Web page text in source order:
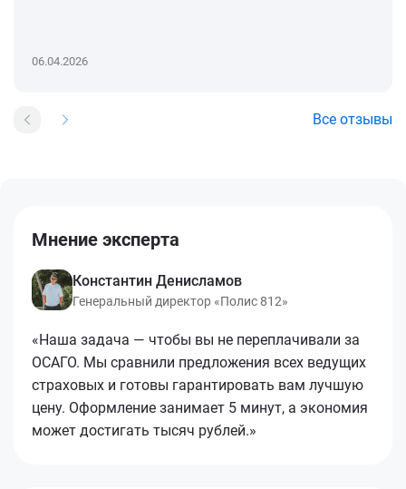
06.04.2026
Все отзывы
Мнение эксперта
Константин Денисламов
Генеральный директор «Полис 812»
«Наша задача — чтобы вы не переплачивали за
ОСАГО. Мы сравнили предложения всех ведущих
страховых и готовы гарантировать вам лучшую
цену. Оформление занимает 5 минут, а экономия
может достигать тысяч рублей.»